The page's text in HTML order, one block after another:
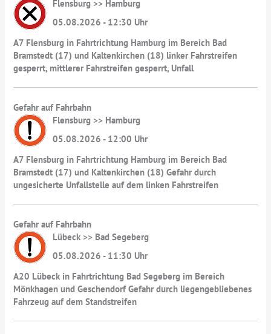
Flensburg >> Hamburg
05.08.2026 - 12:30 Uhr
A7 Flensburg in Fahrtrichtung Hamburg im Bereich Bad
Bramstedt (17) und Kaltenkirchen (18) linker Fahrstreifen
gesperrt, mittlerer Fahrstreifen gesperrt, Unfall
Gefahr auf Fahrbahn
Flensburg >> Hamburg
05.08.2026 - 12:00 Uhr
A7 Flensburg in Fahrtrichtung Hamburg im Bereich Bad
Bramstedt (17) und Kaltenkirchen (18) Gefahr durch
ungesicherte Unfallstelle auf dem linken Fahrstreifen
Gefahr auf Fahrbahn
Lübeck >> Bad Segeberg
05.08.2026 - 11:30 Uhr
A20 Lübeck in Fahrtrichtung Bad Segeberg im Bereich
Mönkhagen und Geschendorf Gefahr durch liegengebliebenes
Fahrzeug auf dem Standstreifen